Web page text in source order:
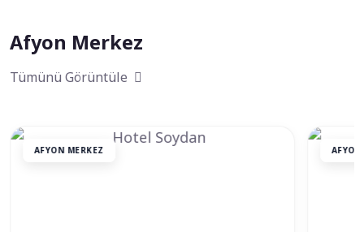
Afyon Merkez
Tümünü Görüntüle
AFYON MERKEZ